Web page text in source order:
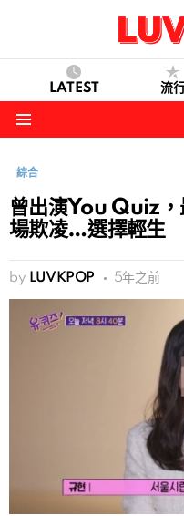
LATEST 流
綜合
曾出演You Quiz，
場欺凌…選擇輕生
by LUVKPOP 5年之前